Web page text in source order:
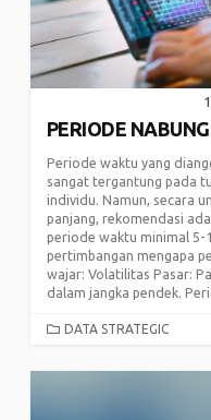
PERIODE
Periode waktu yang
sangat tergantung pada
individu. Namun, secara
panjang, rekomendasi
periode waktu minimal 5-
pertimbangan mengapa
wajar: Volatilitas Pasar:
dalam jangka pendek.
CATEGORIES
DATA STRATEGIC